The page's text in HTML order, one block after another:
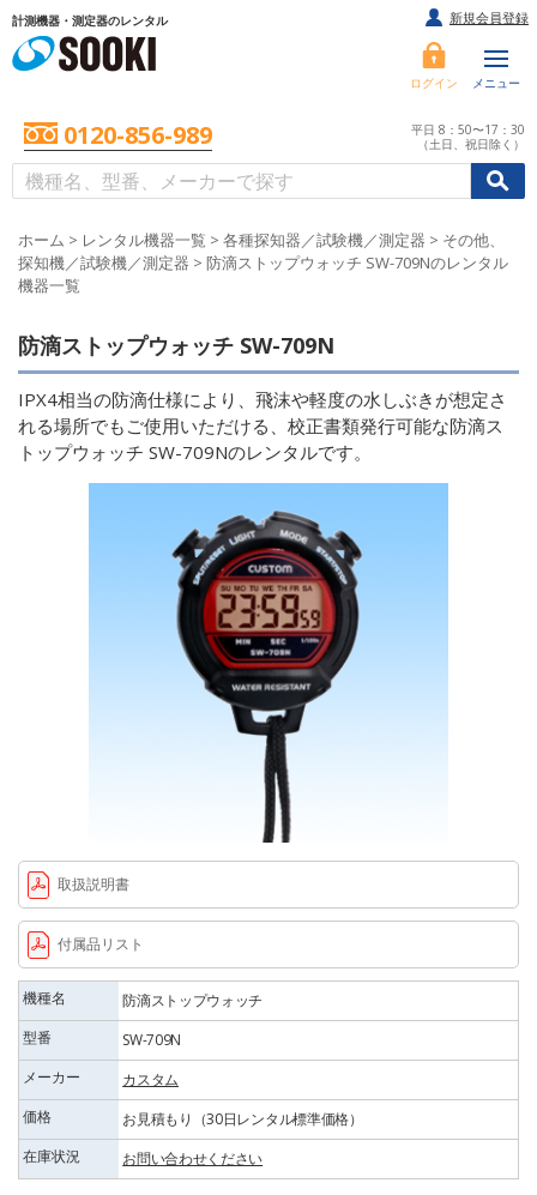
計測機器・測定器のレンタル
ログイン メニュー
0120-856-989
平日 8：50〜17：30
（土日、祝日除く）
//
新規会員登録
ホーム > レンタル機器一覧 > 各種探知器／試験機／測定器 > その他、
探知機／試験機／測定器 > 防滴ストップウォッチ SW-709Nのレンタル
機器一覧
防滴ストップウォッチ SW-709N
IPX4相当の防滴仕様により、飛沫や軽度の水しぶきが想定さ
れる場所でもご使用いただける、校正書類発行可能な防滴ス
トップウォッチ SW-709Nのレンタルです。
取扱説明書
付属品リスト
機種名
防滴ストップウォッチ
型番
SW-709N
メーカー
カスタム
価格
お見積もり（30日レンタル標準価格）
在庫状況
お問い合わせください